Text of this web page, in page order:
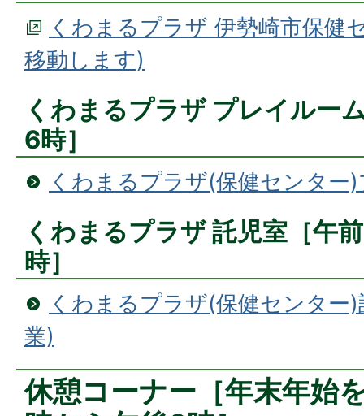
くわまるプラザ 伊勢崎市保健
移動します)
くわまるプラザ プレイルー
6時］
くわまるプラザ(保健センター
くわまるプラザ 託児室［午
時］
くわまるプラザ(保健センター
業)
休憩コーナー［年末年始